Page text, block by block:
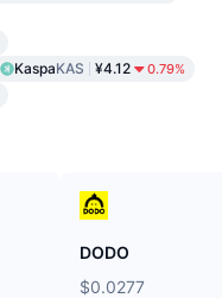
KaspaKAS ¥4.12 0.79%
DODO
$0.0277